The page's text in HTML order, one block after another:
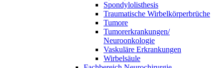
Spondylolisthesis
Traumatische Wirbelkörperbrüche
Tumore
Tumorerkrankungen/
Neuroonkologie
Vaskuläre Erkrankungen
Wirbelsäule